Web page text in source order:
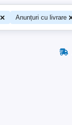
Anunțuri cu livrare